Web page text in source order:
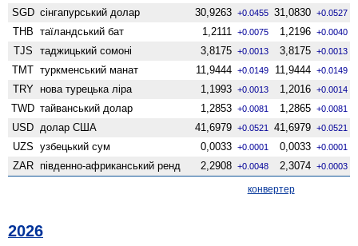
SGD сінгапурський долар 30,9263 +0.0455 31,0830 +0.0527
THB таїландський бат 1,2111 +0.0075 1,2196 +0.0040
TJS таджицький сомоні 3,8175 +0.0013 3,8175 +0.0013
TMT туркменський манат 11,9444 +0.0149 11,9444 +0.0149
TRY нова турецька ліра 1,1993 +0.0013 1,2016 +0.0014
TWD тайванський долар 1,2853 +0.0081 1,2865 +0.0081
USD долар США 41,6979 +0.0521 41,6979 +0.0521
UZS узбецький сум 0,0033 +0.0001 0,0033 +0.0001
ZAR південно-африканський ренд 2,2908 +0.0048 2,3074 +0.0003
конвертер
2026